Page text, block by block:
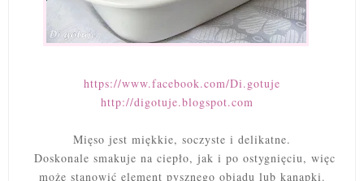
https://www.facebook.com/Di.gotuje
http://digotuje.blogspot.com
Mięso jest miękkie, soczyste i delikatne.
Doskonale smakuje na ciepło, jak i po ostygnięciu, więc
może stanowić element pysznego obiadu lub kanapki.